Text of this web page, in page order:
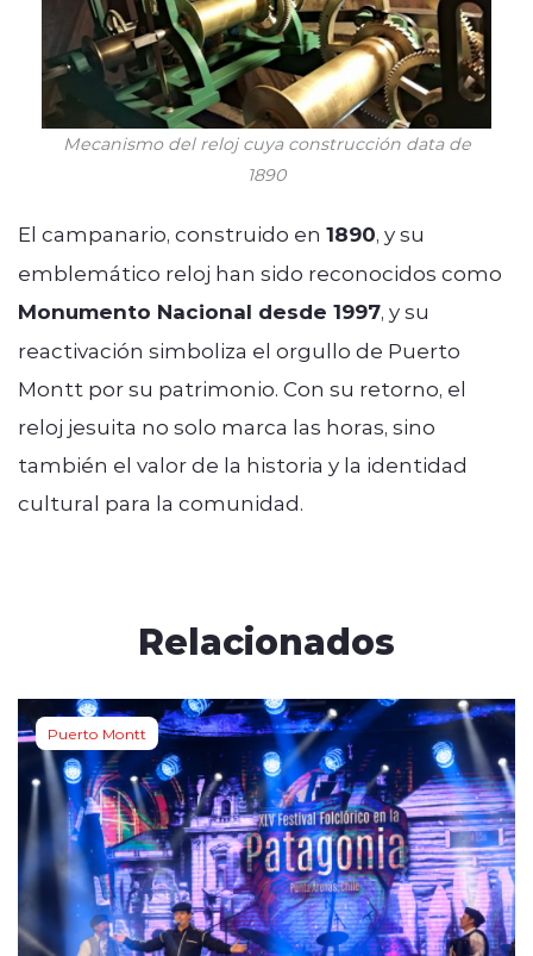
Mecanismo del reloj cuya construcción data de
1890
El campanario, construido en 1890, y su
emblemático reloj han sido reconocidos como
Monumento Nacional desde 1997, y su
reactivación simboliza el orgullo de Puerto
Montt por su patrimonio. Con su retorno, el
reloj jesuita no solo marca las horas, sino
también el valor de la historia y la identidad
cultural para la comunidad.
Relacionados
Puerto Montt